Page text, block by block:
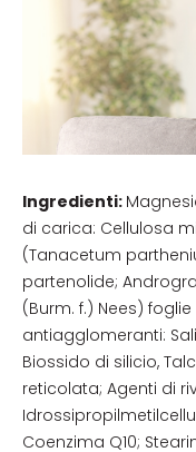
Ingredienti:
di carica: Cellulosa
(Tanacetum
partenolide;
(Burm. f.) Nees)
antiagglomeranti:
Biossido di silicio,
reticolata; Agenti di
Coenzima Q10;